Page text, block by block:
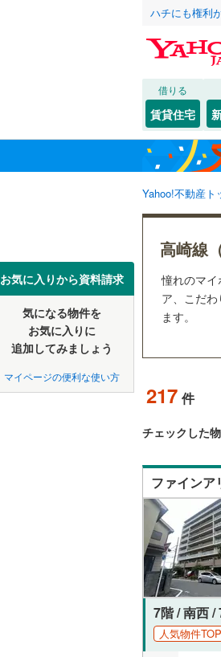
ハチにも権利
借りる
賃貸住宅
Yahoo!不動産ト
お気に入りから資料請求
気になる物件を
お気に入りに
追加してみましょう
マイページの便利な使い方
高崎線
憧れのマ
ア、こだ
ます。
217 件
チェックした
ファインア
7階 / 南西 /
人気物件
北海道
東北
関東
東海
近畿
中国
四国
該
さい
埼玉
かの
該
該
JR
地下鉄
私鉄・
該
該
こだわ
該